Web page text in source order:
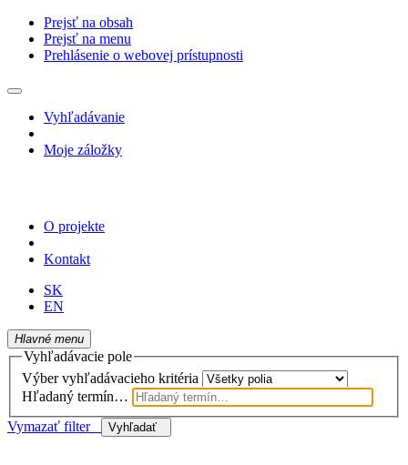
Prejsť na obsah
Prejsť na menu
Prehlásenie o webovej prístupnosti
Vyhľadávanie
Moje záložky
O projekte
Kontakt
SK
EN
Hlavné menu
Vyhľadávacie pole
Výber vyhľadávacieho kritéria
Hľadaný termín…
Vymazať filter
Vyhľadať